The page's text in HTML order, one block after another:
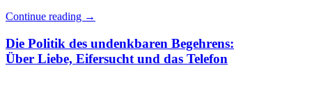
Continue reading →
Die Politik des undenkbaren Begehrens:
Über Liebe, Eifersucht und das Telefon